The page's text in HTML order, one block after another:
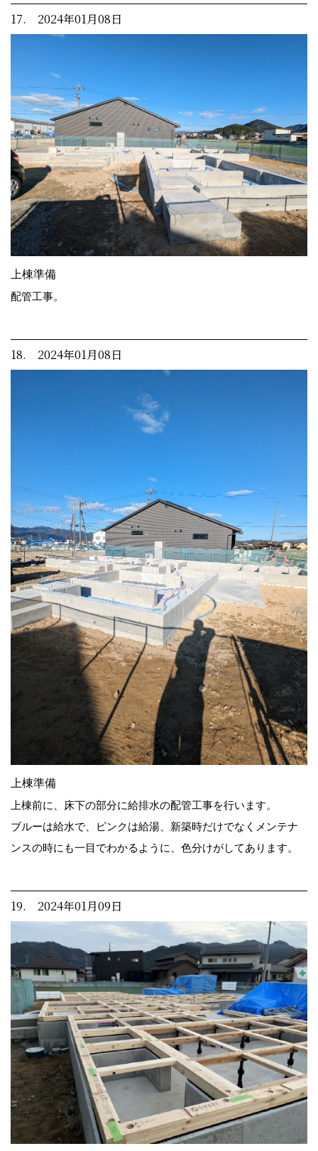
17. 2024年01月08日
上棟準備
配管工事。
18. 2024年01月08日
上棟準備
上棟前に、床下の部分に給排水の配管工事を行います。
ブルーは給水で、ピンクは給湯、新築時だけでなくメンテナ
ンスの時にも一目でわかるように、色分けがしてあります。
19. 2024年01月09日